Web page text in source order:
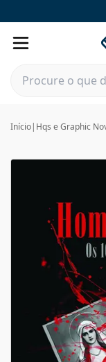
Início| Hqs e Graphic